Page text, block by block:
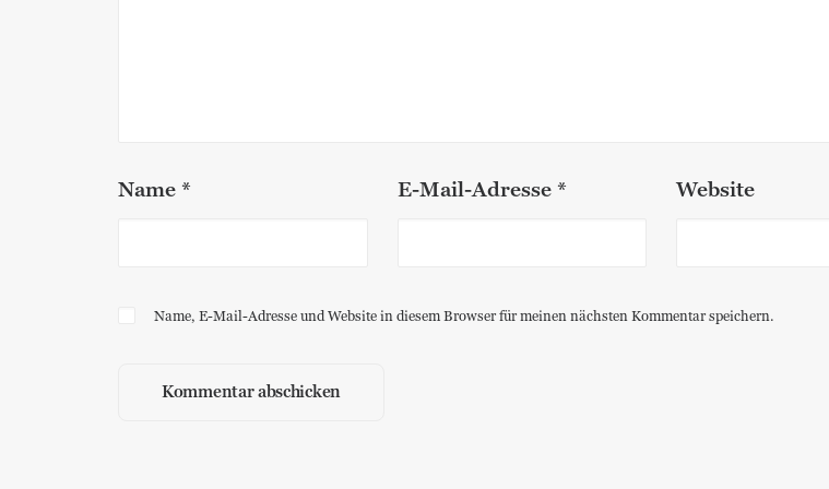
Name * E-Mail-Adresse * Website
Name, E-Mail-Adresse und Website in diesem Browser für meinen nächsten Kommentar speichern.